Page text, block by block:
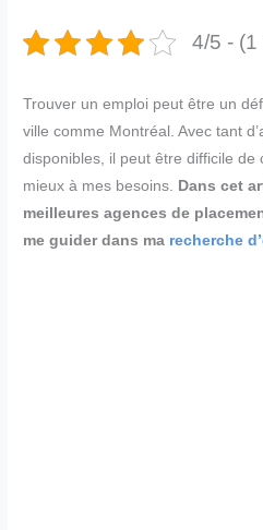
4/5 - (1
Trouver un emploi peut être un
ville comme Montréal. Avec tant
disponibles, il peut être difficile de
mieux à mes besoins. Dans cet
meilleures agences de
me guider dans ma recherche